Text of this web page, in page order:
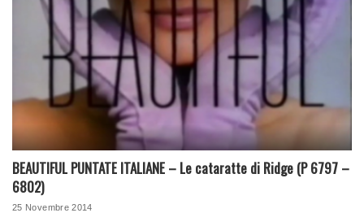
BEAUTIFUL PUNTATE ITALIANE – Le cataratte di Ridge (P 6797 –
6802)
25 Novembre 2014